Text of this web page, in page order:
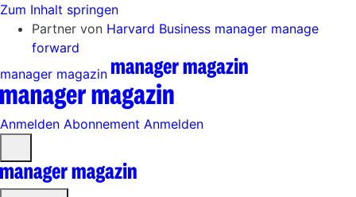
Zum Inhalt springen
Partner von Harvard Business manager manage
forward
manager magazin
Anmelden Abonnement Anmelden
öffnen